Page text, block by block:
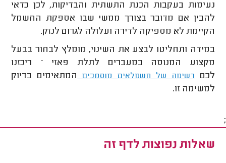
נעימות בעקבות הכנת התשתית והבדיקות, לכן כדאי
להבין אם מדובר בצורך ממשי שבו אספקת החשמל
הקיימת לא מספיקה לדירה ועלולה לגרום לנזק.
במידה ותחליטו לבצע את השינוי, מומלץ לבחור בבעל
מקצוע המנוסה במעברים לתלת פאזי – ריכזנו
לכםרשימה של חשמלאים מוסמכים המתאימים בדיוק
למשימה זו.
;
שאלות נפוצות לדף זה